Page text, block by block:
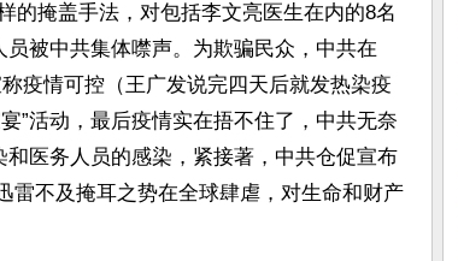
的掩盖手法，对包括李文亮医生在内的8名
员被中共集体噤声。为欺骗民众，中共在
疫情可控（王广发说完四天后就发热染疫
”活动，最后疫情实在捂不住了，中共无奈
医务人员的感染，紧接著，中共仓促宣布
雷不及掩耳之势在全球肆虐，对生命和财产